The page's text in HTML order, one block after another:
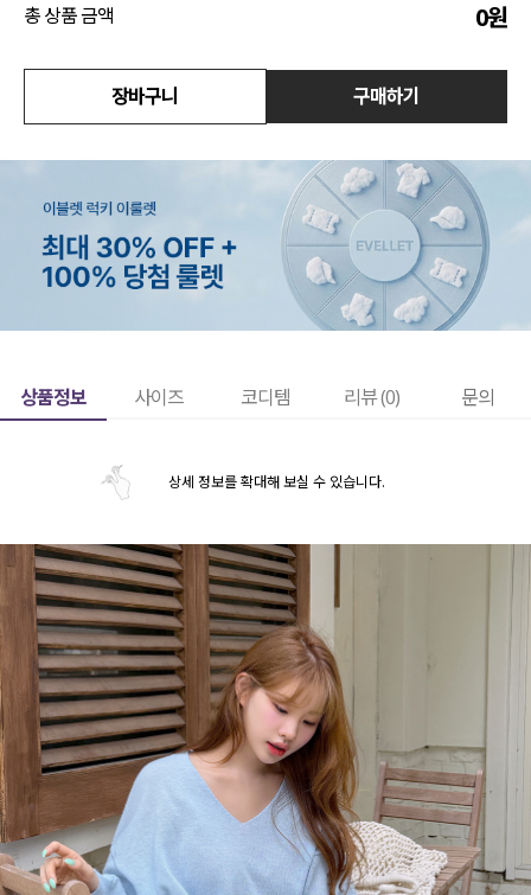
총 상품 금액 0원
장바구니 구매하기
상품정보 사이즈 코디템 리뷰 (0) 문의
상세 정보를 확대해 보실 수 있습니다.